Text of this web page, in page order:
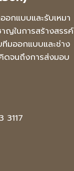
อกแบบและรับเหมา
ญในการสร้างสรรค์
มออกแบบและช่าง
ดจนถึงการส่งมอบ
3117